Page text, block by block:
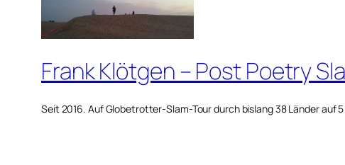
Frank Klötgen – Post Poetry
Seit 2016. Auf Globetrotter-Slam-Tour durch bislang 38 Länder auf